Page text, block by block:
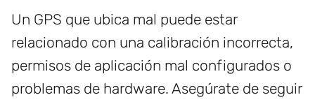
Un GPS que ubica mal puede estar
relacionado con una calibración incorrecta,
permisos de aplicación mal configurados o
problemas de hardware. Asegúrate de seguir